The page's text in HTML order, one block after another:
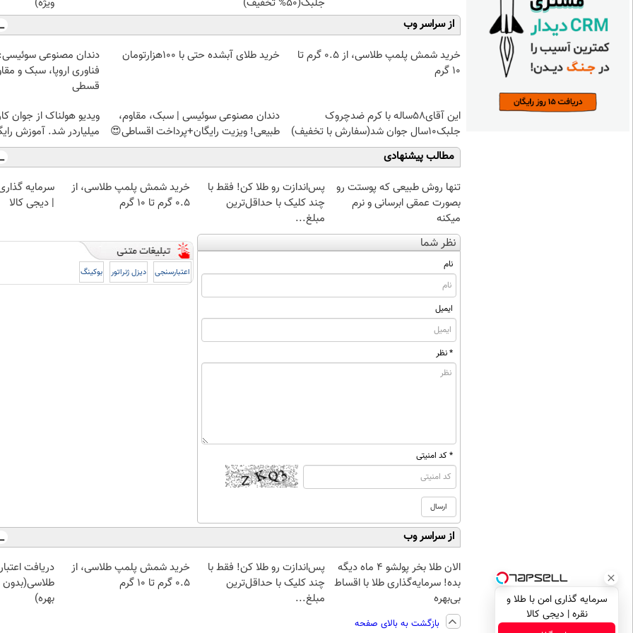
از سراسر وب
خرید شمش پلمپ طلاسی، از ۰.۵ گرم تا
۱۰ گرم
خرید طلای آبشده حتی با ۱۰۰هزارتومان
دندان مصنوعی
فناوری اروپا، سبک و
قسطی
این آقای58ساله با کرم ضدچروک
جلبک10سال جوان شد(سفارش با تخفیف)
دندان مصنوعی سوئیسی | سبک، مقاوم،
طبیعی! ویزیت رایگان+پرداخت اقساطی😍
ویدیو هولناک از جوان
میلیاردر شد. آموزش
مطالب پیشنهادی
تنها روش طبیعی که پوستت رو
بصورت عمقی ابرسانی و نرم
میکنه
پس‌اندازت رو طلا کن! فقط با
چند کلیک با حداقل‌ترین
مبلغ...
خرید شمش پلمپ طلاسی، از
۰.۵ گرم تا ۱۰ گرم
سرمایه
| دیجی کالا
نظر شما
نام
ایمیل
* نظر
* کد امنیتی
اعتبارسنجی دیزل ژنراتور بوکینگ
از سراسر وب
الان طلا بخر پولشو 4 ماه دیگه
بده! سرمایه‌گذاری طلا با اقساط
بی‌بهره
پس‌اندازت رو طلا کن! فقط با
چند کلیک با حداقل‌ترین
مبلغ...
خرید شمش پلمپ طلاسی، از
۰.۵ گرم تا ۱۰ گرم
دریافت
بهره)
بازگشت به بالای صفحه
سرمایه گذاری امن با طلا و
نقره | دیجی کالا